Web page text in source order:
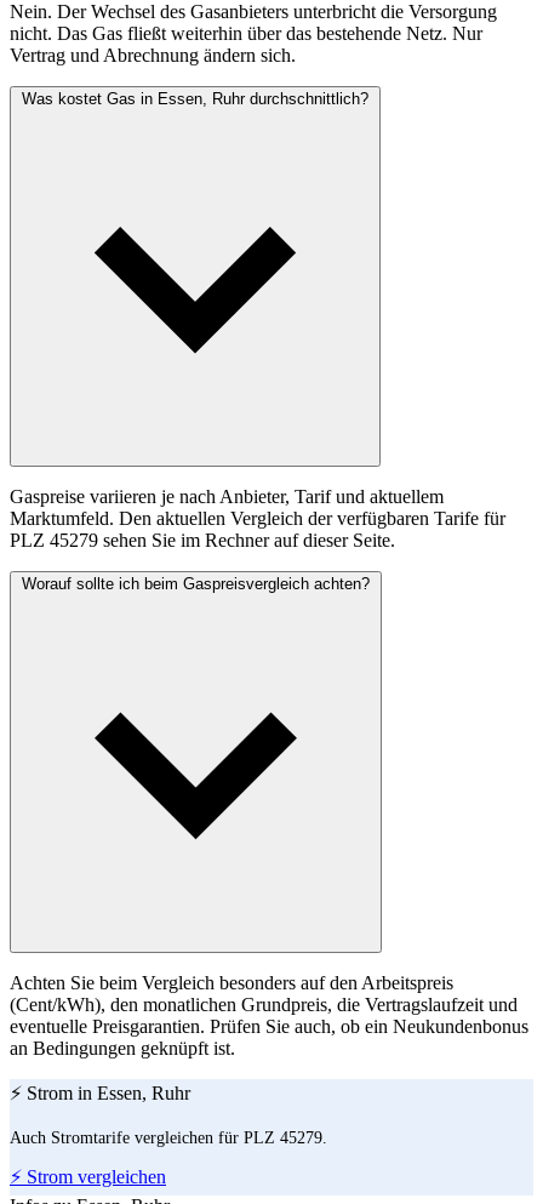
Nein. Der Wechsel des Gasanbieters unterbricht die Versorgung
nicht. Das Gas fließt weiterhin über das bestehende Netz. Nur
Vertrag und Abrechnung ändern sich.
Was kostet Gas in Essen, Ruhr durchschnittlich?
Gaspreise variieren je nach Anbieter, Tarif und aktuellem
Marktumfeld. Den aktuellen Vergleich der verfügbaren Tarife für
PLZ 45279 sehen Sie im Rechner auf dieser Seite.
Worauf sollte ich beim Gaspreisvergleich achten?
Achten Sie beim Vergleich besonders auf den Arbeitspreis
(Cent/kWh), den monatlichen Grundpreis, die Vertragslaufzeit und
eventuelle Preisgarantien. Prüfen Sie auch, ob ein Neukundenbonus
an Bedingungen geknüpft ist.
⚡ Strom in Essen, Ruhr
Auch Stromtarife vergleichen für PLZ 45279.
⚡ Strom vergleichen